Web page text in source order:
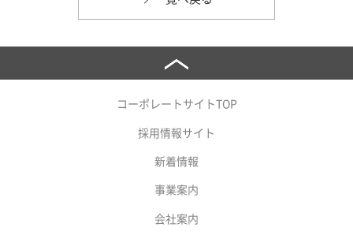
コーポレートサイトTOP
採用情報サイト
新着情報
事業案内
会社案内